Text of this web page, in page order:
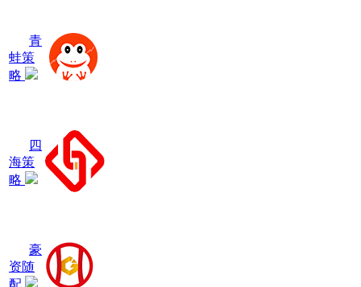
青
蛙策
略
四
海策
略
豪
资随